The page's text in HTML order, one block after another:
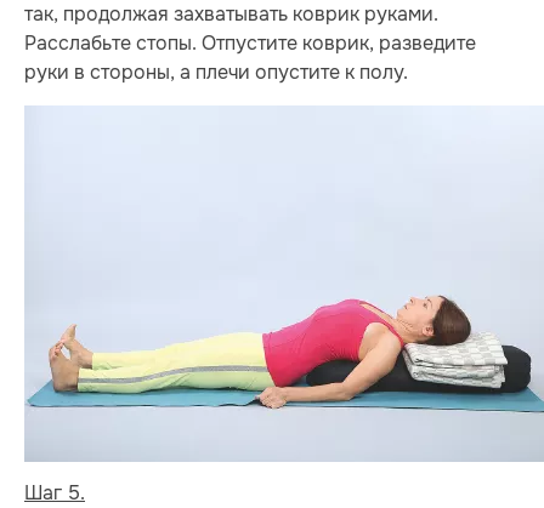
так, продолжая захватывать коврик руками.
Расслабьте стопы. Отпустите коврик, разведите
руки в стороны, а плечи опустите к полу.
Шаг 5.